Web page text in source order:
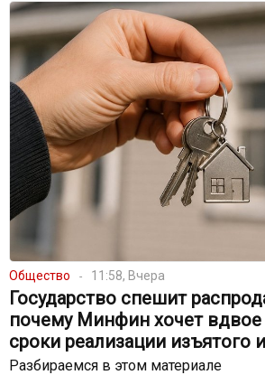
Общество 11:58, Вчера
Государство спешит
почему Минфин хочет вдвое
сроки реализации изъятого
Разбираемся в этом материале